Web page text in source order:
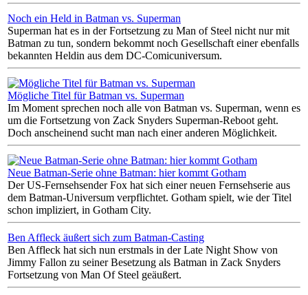
Noch ein Held in Batman vs. Superman
Superman hat es in der Fortsetzung zu Man of Steel nicht nur mit
Batman zu tun, sondern bekommt noch Gesellschaft einer ebenfalls
bekannten Heldin aus dem DC-Comicuniversum.
Mögliche Titel für Batman vs. Superman
Im Moment sprechen noch alle von Batman vs. Superman, wenn es
um die Fortsetzung von Zack Snyders Superman-Reboot geht.
Doch anscheinend sucht man nach einer anderen Möglichkeit.
Neue Batman-Serie ohne Batman: hier kommt Gotham
Der US-Fernsehsender Fox hat sich einer neuen Fernsehserie aus
dem Batman-Universum verpflichtet. Gotham spielt, wie der Titel
schon impliziert, in Gotham City.
Ben Affleck äußert sich zum Batman-Casting
Ben Affleck hat sich nun erstmals in der Late Night Show von
Jimmy Fallon zu seiner Besetzung als Batman in Zack Snyders
Fortsetzung von Man Of Steel geäußert.